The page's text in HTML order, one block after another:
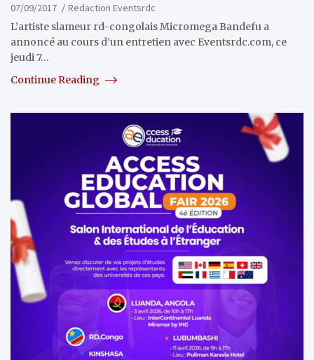
07/09/2017
Redaction Eventsrdc
L’artiste slameur rd-congolais Micromega Bandefu a
annoncé au cours d’un entretien avec Eventsrdc.com, ce
jeudi 7…
Continue Reading